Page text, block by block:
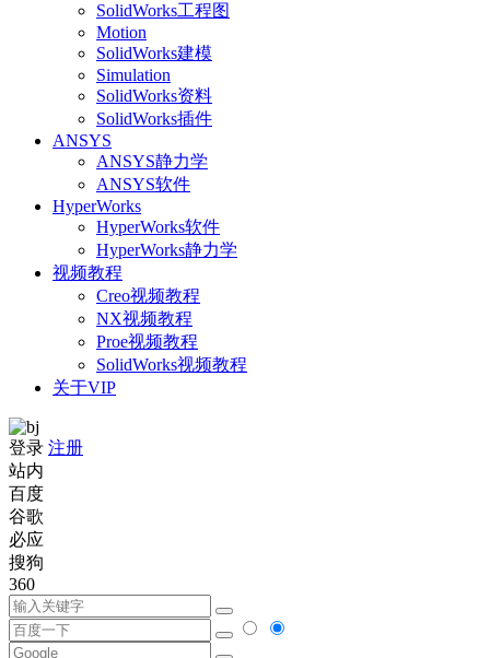
SolidWorks工程图
Motion
SolidWorks建模
Simulation
SolidWorks资料
SolidWorks插件
ANSYS
ANSYS静力学
ANSYS软件
HyperWorks
HyperWorks软件
HyperWorks静力学
视频教程
Creo视频教程
NX视频教程
Proe视频教程
SolidWorks视频教程
关于VIP
登录 注册
站内
百度
谷歌
必应
搜狗
360